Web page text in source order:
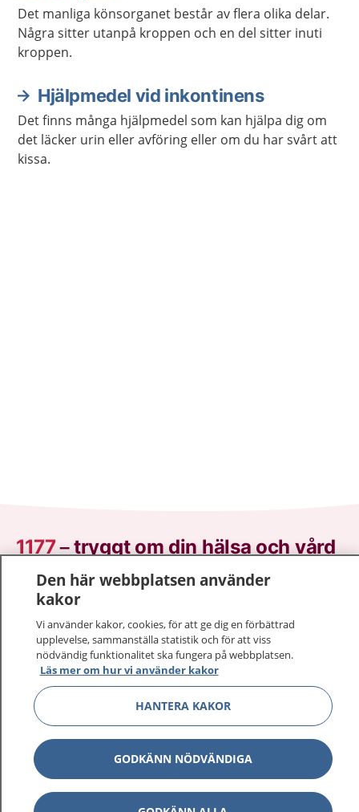
Det manliga könsorganet består av flera olika delar.
Några sitter utanpå kroppen och en del sitter inuti
kroppen.
Hjälpmedel vid inkontinens
Det finns många hjälpmedel som kan hjälpa dig om
det läcker urin eller avföring eller om du har svårt att
kissa.
1177–tryggt om din hälsa och vård
På 1177.se får du råd om hälsa och information om
sjukdomar och vilka mottagningar du kan kontakta.
Logga in för att läsa din journal och göra dina
vårdärenden. Ring telefonnummer 1177 för
sjukvårdsrådgivning dygnet runt.
1177 ger dig råd när du vill må bättre.
1177 på flera språk Visa
Den här webbplatsen använder
kakor
Vi använder kakor, cookies, för att ge dig en förbättrad
upplevelse, sammanställa statistik och för att viss
nödvändig funktionalitet ska fungera på webbplatsen.
Läs mer om hur vi använder kakor
HANTERA KAKOR
GODKÄNN NÖDVÄNDIGA